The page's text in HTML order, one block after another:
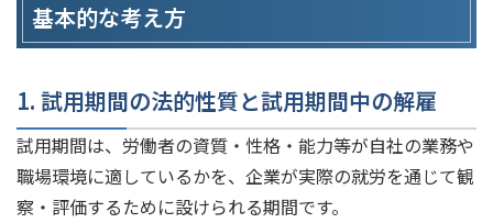
基本的な考え方
1. 試用期間の法的性質と試用期間中の解雇
試用期間は、労働者の資質・性格・能力等が自社の業務や
職場環境に適しているかを、企業が実際の就労を通じて観
察・評価するために設けられる期間です。